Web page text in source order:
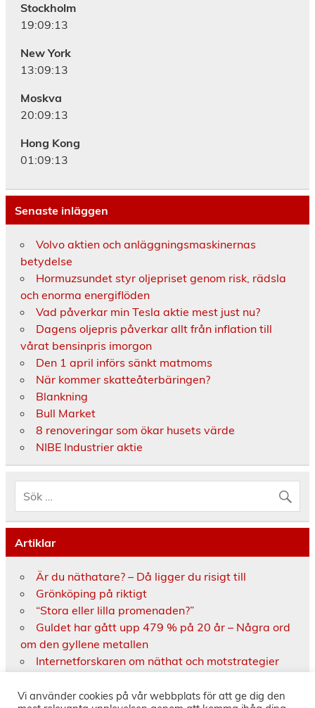
Stockholm
19:09:13
New York
13:09:13
Moskva
20:09:13
Hong Kong
01:09:13
Senaste inläggen
Volvo aktien och anläggningsmaskinernas
betydelse
Hormuzsundet styr oljepriset genom risk, rädsla
och enorma energiflöden
Vad påverkar min Tesla aktie mest just nu?
Dagens oljepris påverkar allt från inflation till
vårat bensinpris imorgon
Den 1 april införs sänkt matmoms
När kommer skatteåterbäringen?
Blankning
Bull Market
8 renoveringar som ökar husets värde
NIBE Industrier aktie
Artiklar
Är du näthatare? – Då ligger du risigt till
Grönköping på riktigt
“Stora eller lilla promenaden?”
Guldet har gått upp 479 % på 20 år – Några ord
om den gyllene metallen
Internetforskaren om näthat och motstrategier
Källkritikens dag
Vi använder cookies på vår webbplats för att ge dig den